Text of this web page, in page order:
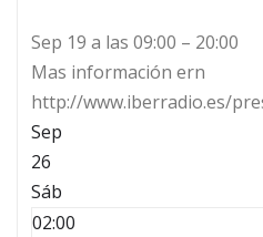
Sep 19 a las 09:00 – 20:00
Mas información ern
http://www.iberradio.es/
Sep
26
Sáb
02:00